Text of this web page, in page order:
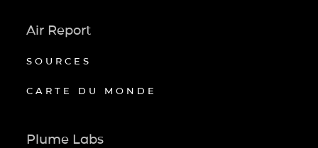
Air Report
SOURCES
CARTE DU MONDE
Plume Labs